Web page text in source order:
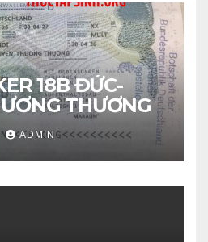
18B ĐỨC-
THƯƠNG
ADMIN